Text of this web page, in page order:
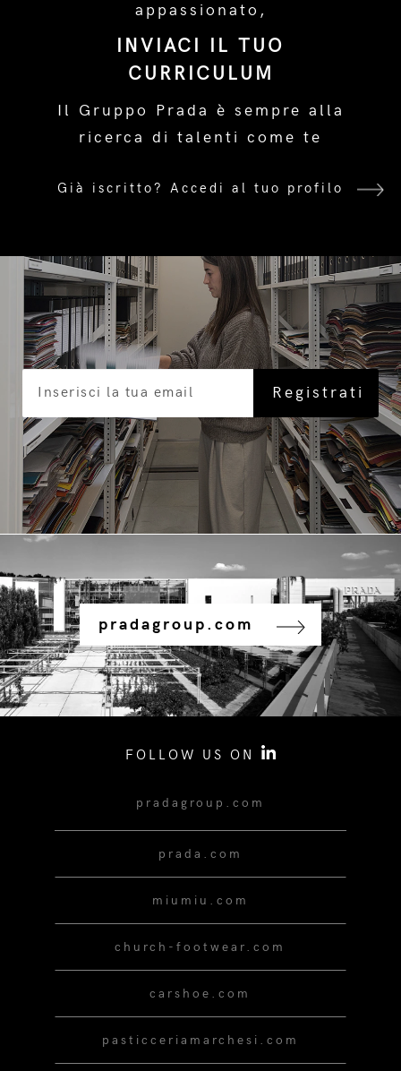
appassionato,
INVIACI IL TUO
CURRICULUM
Il Gruppo Prada è sempre alla
ricerca di talenti come te
Già iscritto? Accedi al tuo profilo
pradagroup.com
FOLLOW US ON
pradagroup.com
prada.com
miumiu.com
church-footwear.com
carshoe.com
pasticceriamarchesi.com